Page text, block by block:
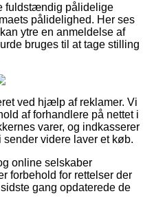
fuldstændig pålidelige
pålidelighed. Her ses
ytre en anmeldelse af
bruges til at tage stilling
ved hjælp af reklamer. Vi
af forhandlere på nettet i
varer, og indkasserer
videre laver et køb.
online selskaber
forbehold for rettelser der
gang opdaterede de